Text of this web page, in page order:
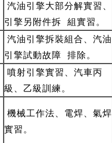
汽油引擎大部分解實習、
引擎另附件拆 組實習。
汽油引擎拆裝組合、汽油
引擎試動故障 排除。
噴射引擎實習、汽車丙
級、乙級訓練。
機械工作法、電焊、氣焊
實習。